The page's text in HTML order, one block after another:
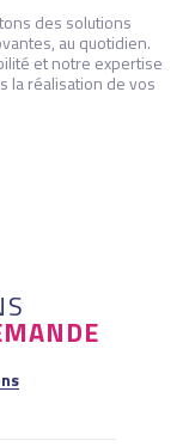
des solutions
au quotidien.
et notre expertise
la réalisation de vos